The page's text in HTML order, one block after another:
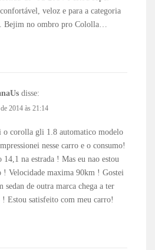
veloz e para a categoria
Bejim no ombro pro Cololla…
disse:
2014 às 21:14
o corolla gli 1.8 automatico modelo
nesse carro e o consumo!
na estrada ! Mas eu nao estou
! Velocidade maxima 90km ! Gostei
de outra marca chega a ter
! Estou satisfeito com meu carro!